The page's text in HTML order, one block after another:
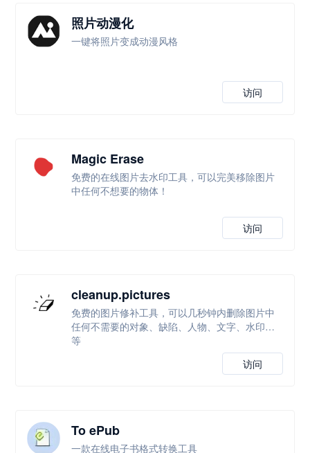
照片动漫化
一键将照片变成动漫风格
访问
Magic Erase
免费的在线图片去水印工具，可以完美移除图片
中任何不想要的物体！
访问
cleanup.pictures
免费的图片修补工具，可以几秒钟内删除图片中
任何不需要的对象、缺陷、人物、文字、水印等
等
访问
To ePub
一款在线电子书格式转换工具